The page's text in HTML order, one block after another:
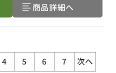
商品詳細へ
4 5 6 7 次へ